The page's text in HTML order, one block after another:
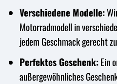
Verschiedene Modelle:
Motorradmodell in
jedem Geschmack gerecht
Perfektes Geschenk:Ein
außergewöhnliches